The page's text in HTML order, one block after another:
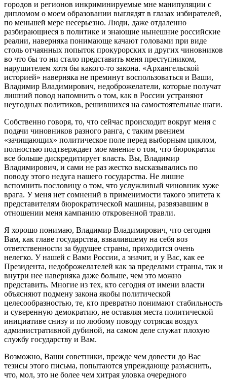
городов и регионов инкриминируемые мне манипуляции с
дипломом о моем образовании выглядят в глазах избирателей,
по меньшей мере несерьезно. Люди, даже отдаленно
разбирающиеся в политике и знающие нынешние российские
реалии, наверняка понимающе качают головами при виде
столь отчаянных попыток прокурорских и других чиновников
во что бы то ни стало представить меня преступником,
нарушителем хотя бы какого-то закона. «Архангельской
историей» наверняка не преминут воспользоваться и Ваши,
Владимир Владимирович, недоброжелатели, которые получат
лишний повод напомнить о том, как в России устраняют
неугодных политиков, решившихся на самостоятельные шаги.
Собственно говоря, то, что сейчас происходит вокруг меня с
подачи чиновников разного ранга, с таким рвением
«зачищающих» политическое поле перед выборным циклом,
полностью подтверждает мое мнение о том, что бюрократия
все больше дискредитирует власть. Вы, Владимир
Владимирович, и сами не раз жестко высказывались по
поводу этого недуга нашего государства. Не лишне
вспомнить пословицу о том, что услужливый чиновник хуже
врага. У меня нет сомнений в применимости такого эпитета к
представителям бюрократической машины, развязавшим в
отношении меня кампанию откровенной травли.
Я хорошо понимаю, Владимир Владимирович, что сегодня
Вам, как главе государства, взвалившему на себя воз
ответственности за будущее страны, приходится очень
нелегко. У нашей с Вами России, а значит, и у Вас, как ее
Президента, недоброжелателей как за пределами страны, так и
внутри нее наверняка даже больше, чем это можно
представить. Многие из тех, кто сегодня от имени власти
объясняют подмену закона якобы политической
целесообразностью, те, кто превратно понимают стабильность
и суверенную демократию, не оставляя места политической
инициативе снизу и по любому поводу сотрясая воздух
административной дубиной, на самом деле служат плохую
службу государству и Вам.
Возможно, Ваши советники, прежде чем довести до Вас
тезисы этого письма, попытаются упреждающе разъяснить,
что, мол, это не более чем хитрая уловка очередного